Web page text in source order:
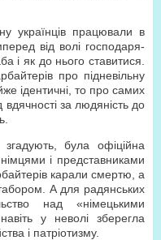
українців працювали в
від волі господаря-
і як до нього ставитися.
про підневільну
ідентичні, то про самих
вдячності за людяність до
була офіційна
і представниками
карали смертю, а
А для радянських
над «німецькими
у неволі зберегла
і патріотизму.